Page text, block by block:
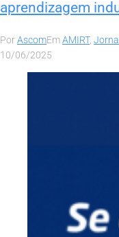
aprendizagem
PorAscomEmAMIRT,
10/06/2025